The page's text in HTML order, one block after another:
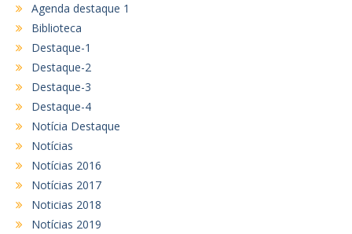
Agenda destaque 1
Biblioteca
Destaque-1
Destaque-2
Destaque-3
Destaque-4
Notícia Destaque
Notícias
Notícias 2016
Notícias 2017
Noticias 2018
Notícias 2019